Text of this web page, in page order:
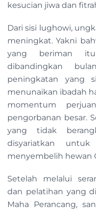
kesucian jiwa dan
Dari sisi lughowi,
meningkat. Yakni
yang beriman
dibandingkan
peningkatan yang
menunaikan ibadah
momentum
pengorbanan besar.
yang tidak
disyariatkan
menyembelih hewan
Setelah melalui
dan pelatihan yang
Maha Perancang,